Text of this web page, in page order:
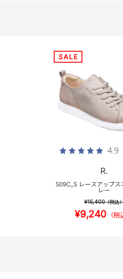
4.9
R.
S09C_S レースアップス
レー
¥15,400（税込
¥9,240 （